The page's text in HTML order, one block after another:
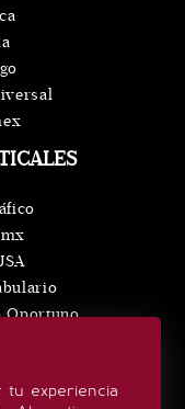
tu experiencia
Oportuno